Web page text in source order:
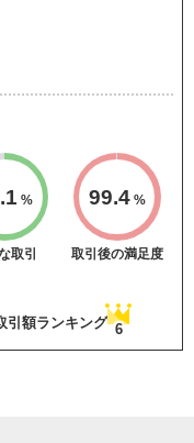
%
取引
99.4%
取引後の満足度
引額ランキング 6